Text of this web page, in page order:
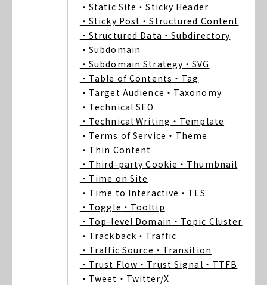
・Static Site ・Sticky Header
・Sticky Post ・Structured Content
・Structured Data ・Subdirectory
・Subdomain
・Subdomain Strategy ・SVG
・Table of Contents ・Tag
・Target Audience ・Taxonomy
・Technical SEO
・Technical Writing ・Template
・Terms of Service ・Theme
・Thin Content
・Third-party Cookie ・Thumbnail
・Time on Site
・Time to Interactive ・TLS
・Toggle ・Tooltip
・Top-level Domain ・Topic Cluster
・Trackback ・Traffic
・Traffic Source ・Transition
・Trust Flow ・Trust Signal ・TTFB
・Tweet ・Twitter/X